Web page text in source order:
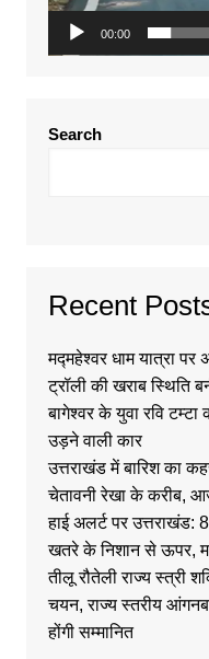
00:00
Search
Recent
मद्महेश्वर धाम यात्रा
ट्रॉली की खराब स्थिति
बागेश्वर के युवा रवि
उड़ने वाली कार
उत्तराखंड में बारिश का
चेतावनी रेखा के करीब,
हाई अलर्ट पर
खतरे के निशान से ऊपर,
तीलू रौतेली राज्य स्त्री
चयन, राज्य स्तरीय
होंगी सम्मानित